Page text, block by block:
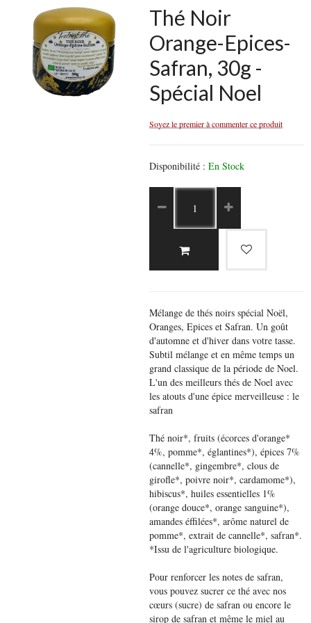
Thé Noir
Orange-Epices-
Safran, 30g -
Spécial Noel
Soyez le premier à commenter ce produit
Disponibilité :En Stock
Mélange de thés noirs spécial Noël,
Oranges, Epices et Safran. Un goût
d'automne et d'hiver dans votre tasse.
Subtil mélange et en même temps un
grand classique de la période de Noel.
L'un des meilleurs thés de Noel avec
les atouts d'une épice merveilleuse : le
safran
Thé noir*, fruits (écorces d'orange*
4%, pomme*, églantines*), épices 7%
(cannelle*, gingembre*, clous de
girofle*, poivre noir*, cardamome*),
hibiscus*, huiles essentielles 1%
(orange douce*, orange sanguine*),
amandes éffilées*, arôme naturel de
pomme*, extrait de cannelle*, safran*.
*Issu de l'agriculture biologique.
Pour renforcer les notes de safran,
vous pouvez sucrer ce thé avec nos
cœurs (sucre) de safran ou encore le
sirop de safran et même le miel au